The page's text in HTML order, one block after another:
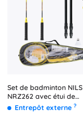
Set de badminton NILS
NRZ262 avec étui de
transport
Entrepôt externe ?